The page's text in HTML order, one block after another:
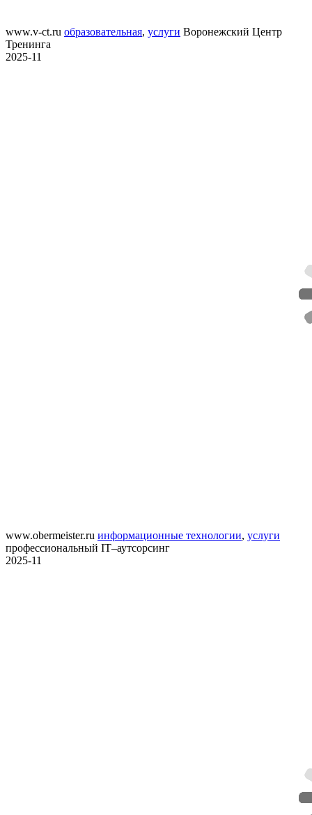
www.v-ct.ru образовательная, услуги Воронежский Центр
Тренинга
2025-11
www.obermeister.ru информационные технологии, услуги
профессиональный IT–аутсорсинг
2025-11